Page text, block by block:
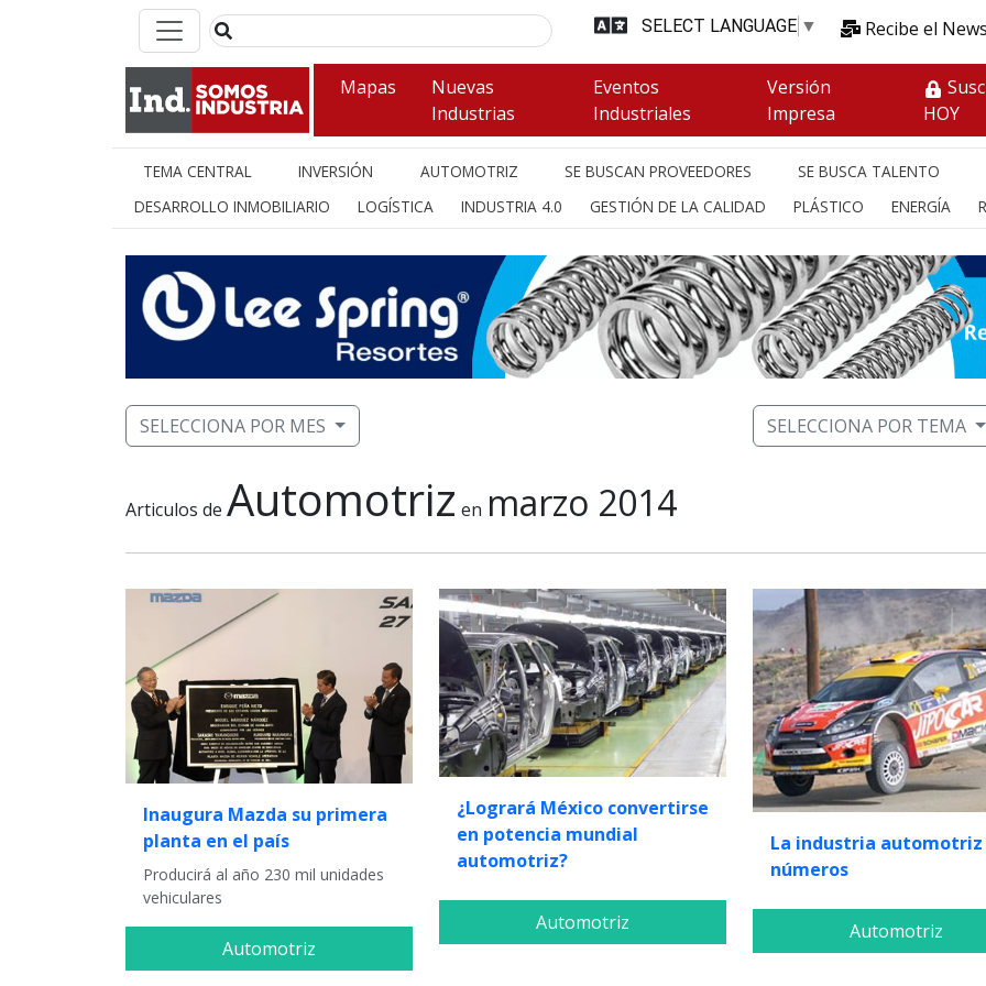
SELECT LANGUAGE ▼ Recibe el
Mapas
Nuevas
Industrias
Eventos
Industriales
Versión
Impresa
HOY
TEMA CENTRAL INVERSIÓN AUTOMOTRIZ SE BUSCAN PROVEEDORES
SE BUSCA TALENTO
DESARROLLO INMOBILIARIO
LOGÍSTICA INDUSTRIA 4.0 GESTIÓN DE LA CALIDAD PLÁSTICO ENERGÍA
SELECCIONA POR MES SELECCIONA POR TEMA
Articulos de Automotriz en marzo 2014
Inaugura Mazda su primera
planta en el país
Producirá al año 230 mil unidades
vehiculares
Automotriz
¿Logrará México convertirse
en potencia mundial
automotriz?
Automotriz
La industria automotriz
números
Automotriz